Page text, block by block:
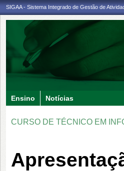
SIGAA - Sistema Integrado de Gestão de
Ensino Notícias
CURSO DE TÉCNICO EM